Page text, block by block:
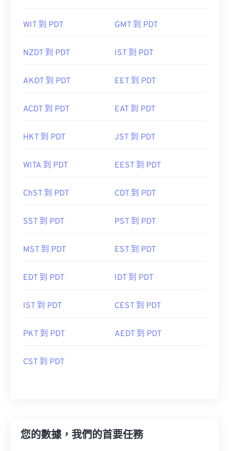
WIT 到 PDT GMT 到 PDT
NZDT 到 PDT IST 到 PDT
AKDT 到 PDT EET 到 PDT
ACDT 到 PDT EAT 到 PDT
HKT 到 PDT JST 到 PDT
WITA 到 PDT EEST 到 PDT
ChST 到 PDT CDT 到 PDT
SST 到 PDT PST 到 PDT
MST 到 PDT EST 到 PDT
EDT 到 PDT IDT 到 PDT
IST 到 PDT CEST 到 PDT
PKT 到 PDT AEDT 到 PDT
CST 到 PDT
您的數據，我們的首要任務